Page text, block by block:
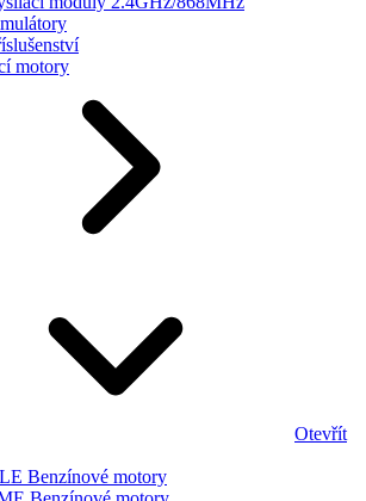
motory
Otevřít
Benzínové motory